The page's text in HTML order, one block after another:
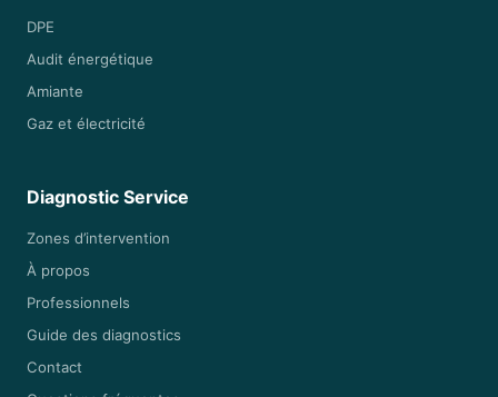
DPE
Audit énergétique
Amiante
Gaz et électricité
Diagnostic Service
Zones d’intervention
À propos
Professionnels
Guide des diagnostics
Contact